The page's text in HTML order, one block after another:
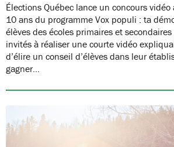
Élections Québec lance un concours
10 ans du programme Vox populi : ta
élèves des écoles primaires et
invités à réaliser une courte vidéo
d’élire un conseil d’élèves dans leur
gagner…